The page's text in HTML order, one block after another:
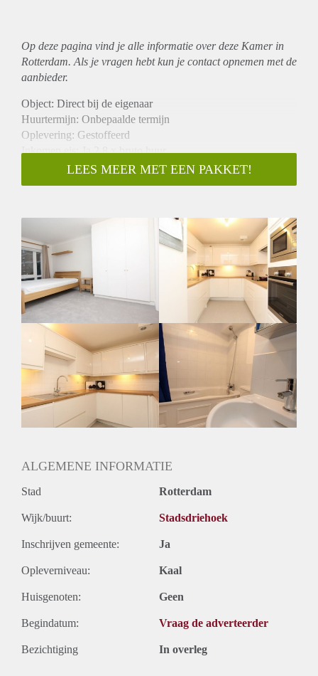
Op deze pagina vind je alle informatie over deze Kamer in
Rotterdam. Als je vragen hebt kun je contact opnemen met de
aanbieder.
Object: Direct bij de eigenaar
Huurtermijn: Onbepaalde termijn
Oplevering: Gestoffeerd
Inkomen eis: Ja 2,8 x bruto huur
Garantiestelling mogelijk: Ja
Borg: 1 maand
Gedeelde keuken: Nee
Gedeelde Douche: Nee
Gedeelde woonkamer: Nee
Huisgenoten: Nee
Geslacht huisgenoten: N.v.t.
LEES MEER MET EEN PAKKET!
ALGEMENE INFORMATIE
Stad Rotterdam
Wijk/buurt: Stadsdriehoek
Inschrijven gemeente: Ja
Opleverniveau: Kaal
Huisgenoten: Geen
Begindatum: Vraag de adverteerder
Bezichtiging In overleg